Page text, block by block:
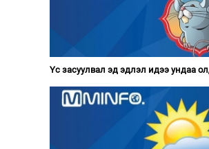
Үс засуулвал эд эдлэл идээ ундаа